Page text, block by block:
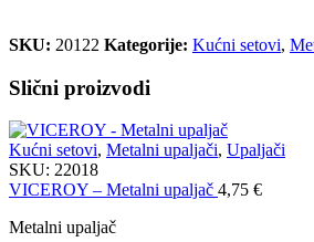
SKU: 20122 Kategorije: Kućni setovi,
Slični proizvodi
Kućni setovi, Metalni upaljači, Upaljači
SKU: 22018
VICEROY – Metalni upaljač 4,75 €
Metalni upaljač